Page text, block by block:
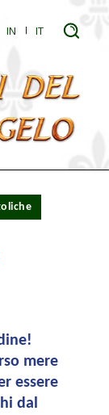
IN IT
mere
essere
dal